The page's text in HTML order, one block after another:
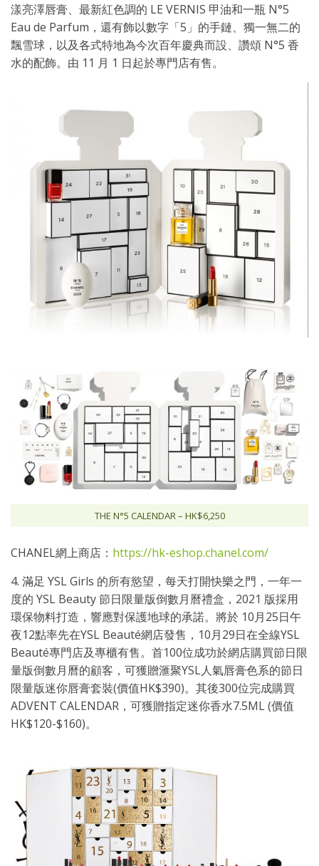
漾亮澤唇膏、最新紅色調的 LE VERNIS 甲油和一瓶 N°5
Eau de Parfum，還有飾以數字「5」的手鏈、獨一無二的
飄雪球，以及各式特地為今次百年慶典而設、讚頌 N°5 香
水的配飾。由 11 月 1 日起於專門店有售。
THE N°5 CALENDAR – HK$6,250
CHANEL網上商店： https://hk-eshop.chanel.com/
4. 滿足 YSL Girls 的所有慾望，每天打開快樂之門，一年一
度的 YSL Beauty 節日限量版倒數月曆禮盒，2021 版採用
環保物料打造，響應對保護地球的承諾。將於 10月25日午
夜12點率先在YSL Beauté網店發售，10月29日在全線YSL
Beauté專門店及專櫃有售。首100位成功於網店購買節日限
量版倒數月曆的顧客，可獲贈滙聚YSL人氣唇膏色系的節日
限量版迷你唇膏套裝(價值HK$390)。其後300位完成購買
ADVENT CALENDAR，可獲贈指定迷你香水7.5ML (價值
HK$120-$160)。